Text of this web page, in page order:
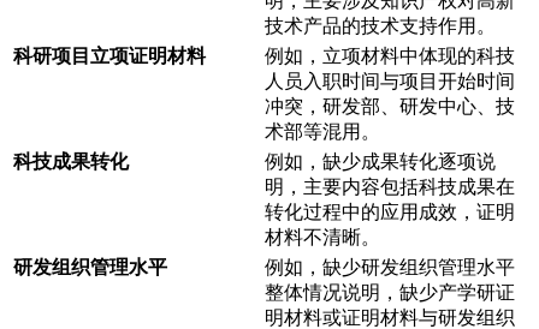
技术产品的技术支持作用。
科研项目立项证明材料
例如，立项材料中体现的科技
人员入职时间与项目开始时间
冲突，研发部、研发中心、技
术部等混用。
科技成果转化
例如，缺少成果转化逐项说
明，主要内容包括科技成果在
转化过程中的应用成效，证明
材料不清晰。
研发组织管理水平
例如，缺少研发组织管理水平
整体情况说明，缺少产学研证
明材料或证明材料与研发组织